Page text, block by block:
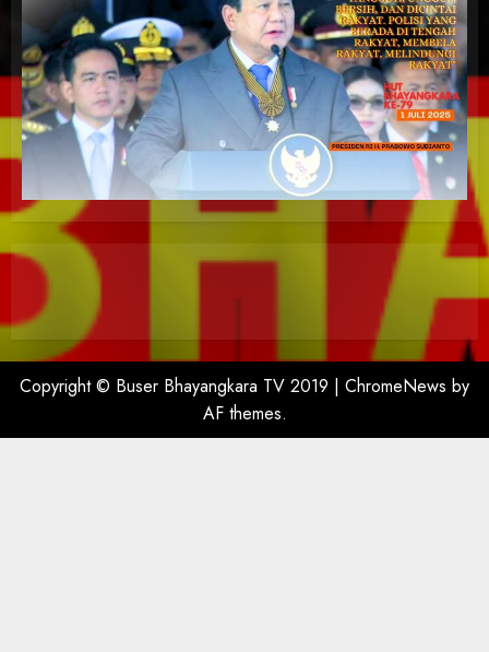
Copyright © Buser Bhayangkara TV 2019 | ChromeNews by
AF themes.